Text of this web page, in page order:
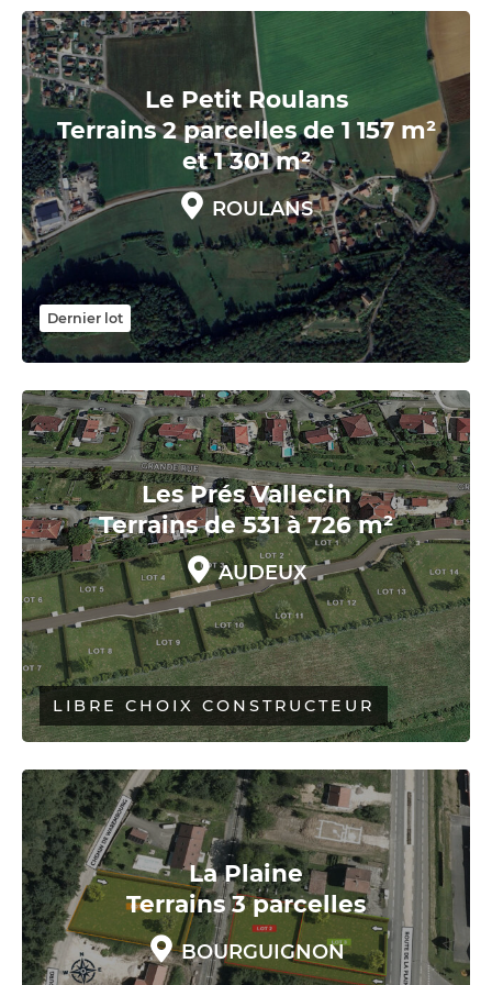
Le Petit Roulans
Terrains 2 parcelles de 1 157 m²
et 1 301 m²
ROULANS
Dernier lot
Les Prés Vallecin
Terrains de 531 à 726 m²
AUDEUX
LIBRE CHOIX CONSTRUCTEUR
La Plaine
Terrains 3 parcelles
BOURGUIGNON